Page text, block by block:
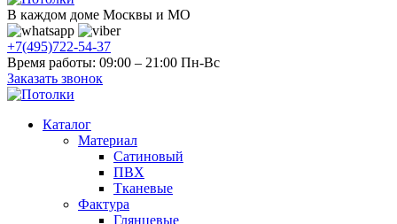
В каждом доме Москвы и МО
+7(495)722-54-37
Время работы: 09:00 – 21:00 Пн-Вс
Заказать звонок
Каталог
Материал
Сатиновый
ПВХ
Тканевые
Фактура
Глянцевые